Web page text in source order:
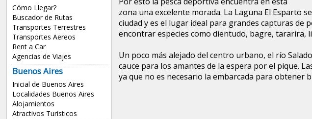
Cómo Llegar?
Buscador de Rutas
Transportes Terrestres
Transportes Aereos
Rent a Car
Agencias de Viajes
Buenos Aires
Inicial de Buenos Aires
Localidades Buenos Aires
Alojamientos
Atractivos Turísticos
zona una excelente morada. La Laguna El Esparto
ciudad y es el lugar ideal para grandes capturas de
encontrar especies como dientudo, bagre, tararira,
Un poco más alejado del centro urbano, el río
cauce para los amantes de la espera por el pique.
ya que no es necesario la embarcada para obtener